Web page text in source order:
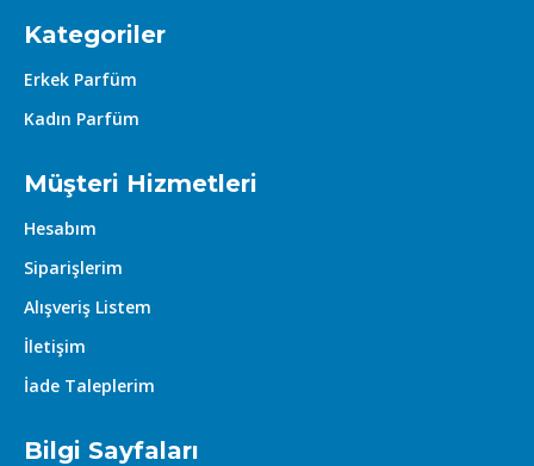
Kategoriler
Erkek Parfüm
Kadın Parfüm
Müşteri Hizmetleri
Hesabım
Siparişlerim
Alışveriş Listem
İletişim
İade Taleplerim
Bilgi Sayfaları